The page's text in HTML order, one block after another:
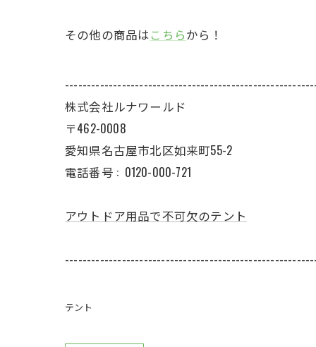
その他の商品はこちらから！
株式会社ルナワールド
〒462-0008
愛知県名古屋市北区如来町55-2
電話番号 : 0120-000-721
アウトドア用品で不可欠のテント
テント